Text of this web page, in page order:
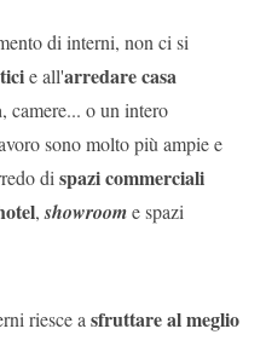
di interni, non ci si
e all'arredare casa
, camere... o un intero
sono molto più ampie e
di spazi commerciali
, showroome spazi
riesce a sfruttare al meglio